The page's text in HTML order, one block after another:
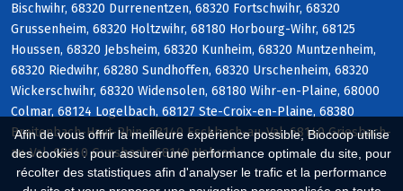
Afin de vous offrir la meilleure expérience possible, Biocoop utilise
des cookies : pour assurer une performance optimale du site, pour
récolter des statistiques afin d'analyser le trafic et la performance
Bischwihr, 68320 Durrenentzen, 68320 Fortschwihr, 68320
Grussenheim, 68320 Holtzwihr, 68180 Horbourg-Wihr, 68125
Houssen, 68320 Jebsheim, 68320 Kunheim, 68320 Muntzenheim,
68320 Riedwihr, 68280 Sundhoffen, 68320 Urschenheim, 68320
Wickerschwihr, 68320 Widensolen, 68180 Wihr-en-Plaine, 68000
Colmar, 68124 Logelbach, 68127 Ste-Croix-en-Plaine, 68380
Breitenbach-Haut-Rhin, 68140 Eschbach-au-Val, 68140 Griesbach-
au-Val, 68140 Gunsbach, 68140 Hohrod